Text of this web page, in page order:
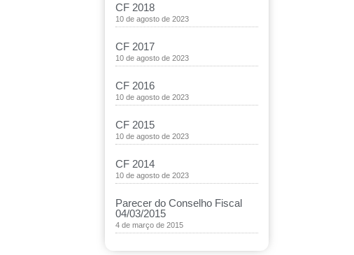
CF 2018
10 de agosto de 2023
CF 2017
10 de agosto de 2023
CF 2016
10 de agosto de 2023
CF 2015
10 de agosto de 2023
CF 2014
10 de agosto de 2023
Parecer do Conselho Fiscal
04/03/2015
4 de março de 2015